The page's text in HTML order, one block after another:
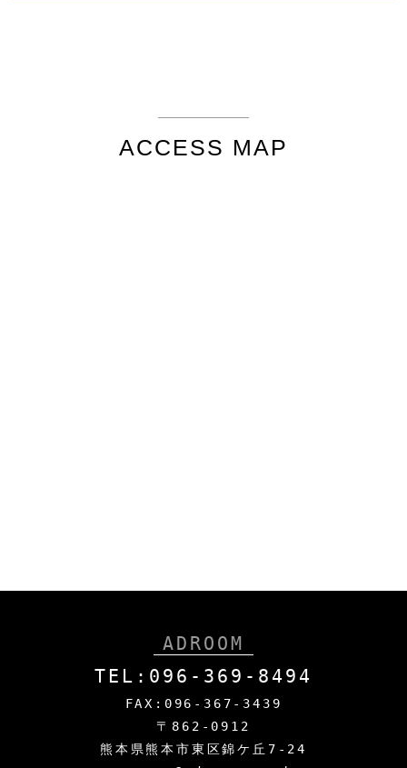
ACCESS MAP
ADROOM
TEL:096-369-8494
FAX:096-367-3439
〒862-0912
熊本県熊本市東区錦ケ丘7-24